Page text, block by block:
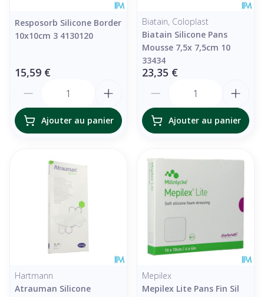
Resposorb Silicone Border
10x10cm 3 4130120
15,59 €
Ajouter au panier
Biatain, Coloplast
Biatain Silicone Pans
Mousse 7,5x 7,5cm 10
33434
23,35 €
Ajouter au panier
Hartmann
Atrauman Silicone
Mepilex
Mepilex Lite Pans Fin Sil